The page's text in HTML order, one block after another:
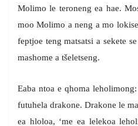
Molimo le teroneng ea hae.
moo Molimo a neng a mo
feptjoe teng matsatsi a sekete
mashome a tšeletseng.
Eaba ntoa e qhoma
futuhela drakone. Drakone le
ea hloloa, ‘me ea lelekoa